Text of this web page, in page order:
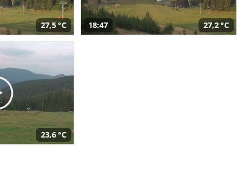
27,5 °C 18:47 27,2 °C
23,6 °C